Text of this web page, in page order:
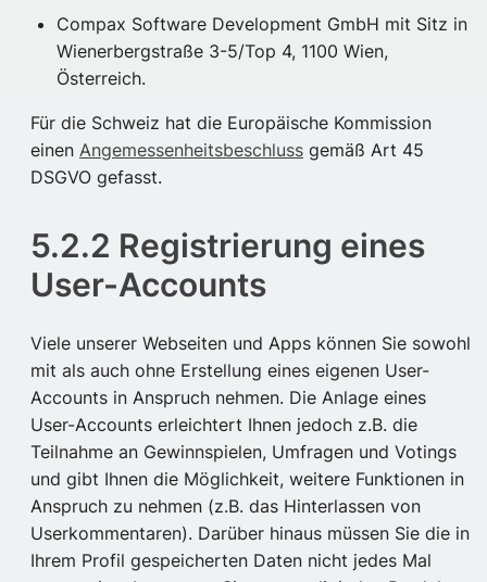
Compax Software Development GmbH mit Sitz in
Wienerbergstraße 3-5/Top 4, 1100 Wien,
Österreich.
Für die Schweiz hat die Europäische Kommission
einen Angemessenheitsbeschluss gemäß Art 45
DSGVO gefasst.
5.2.2 Registrierung eines
User-Accounts
Viele unserer Webseiten und Apps können Sie sowohl
mit als auch ohne Erstellung eines eigenen User-
Accounts in Anspruch nehmen. Die Anlage eines
User-Accounts erleichtert Ihnen jedoch z.B. die
Teilnahme an Gewinnspielen, Umfragen und Votings
und gibt Ihnen die Möglichkeit, weitere Funktionen in
Anspruch zu nehmen (z.B. das Hinterlassen von
Userkommentaren). Darüber hinaus müssen Sie die in
Ihrem Profil gespeicherten Daten nicht jedes Mal